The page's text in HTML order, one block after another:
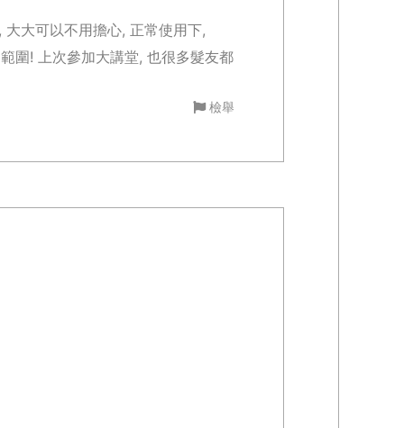
大可以不用擔心, 正常使用下,
圍! 上次參加大講堂, 也很多髮友都
檢舉